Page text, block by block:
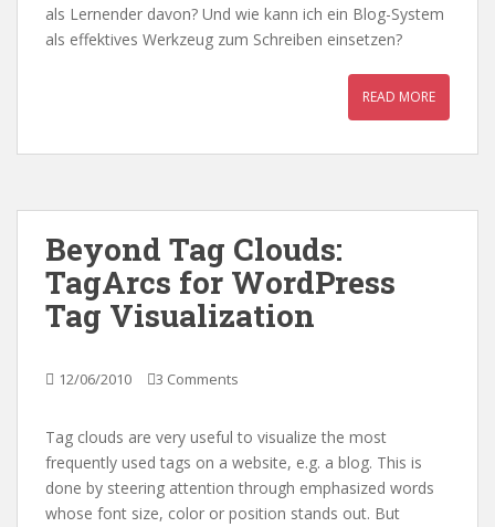
als Lernender davon? Und wie kann ich ein Blog-System
als effektives Werkzeug zum Schreiben einsetzen?
READ MORE
Beyond Tag Clouds:
TagArcs for WordPress
Tag Visualization
12/06/2010 3 Comments
Tag clouds are very useful to visualize the most
frequently used tags on a website, e.g. a blog. This is
done by steering attention through emphasized words
whose font size, color or position stands out. But